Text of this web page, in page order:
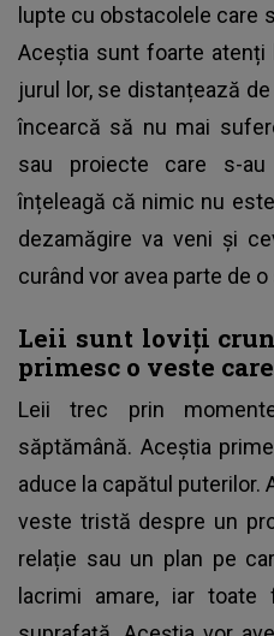
lupte cu obstacolele care
Aceștia sunt foarte
jurul lor, se distanțează
încearcă să nu mai
sau proiecte care s-
înțeleagă că nimic nu
dezamăgire va veni și
curând vor avea parte de
Leii sunt loviți
primesc o veste
Leii trec prin
săptămână. Aceștia
aduce la capătul puterilor.
veste tristă despre un
relație sau un plan pe
lacrimi amare, iar